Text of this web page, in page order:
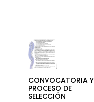
CONVOCATORIA Y
PROCESO DE
SELECCIÓN